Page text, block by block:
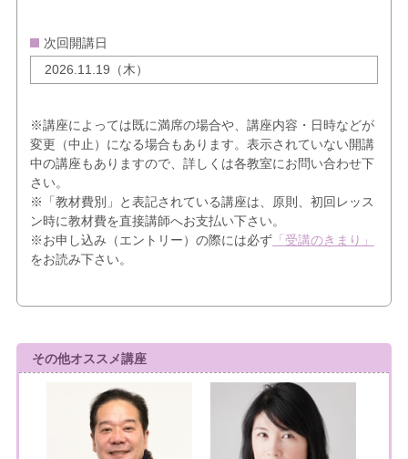
次回開講日
2026.11.19（木）
※講座によっては既に満席の場合や、講座内容・日時などが
変更（中止）になる場合もあります。表示されていない開講
中の講座もありますので、詳しくは各教室にお問い合わせ下
さい。
※「教材費別」と表記されている講座は、原則、初回レッス
ン時に教材費を直接講師へお支払い下さい。
※お申し込み（エントリー）の際には必ず「受講のきまり」
をお読み下さい。
その他オススメ講座